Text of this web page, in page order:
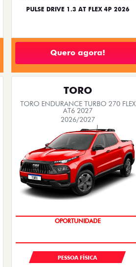
PULSE DRIVE 1.3 AT FLEX 4P 2026
Quero agora!
TORO
TORO ENDURANCE TURBO 270 FLEX
AT6 2027
2026/2027
SUPERVALORIZAÇÃO DO USADO
PESSOA FÍSICA